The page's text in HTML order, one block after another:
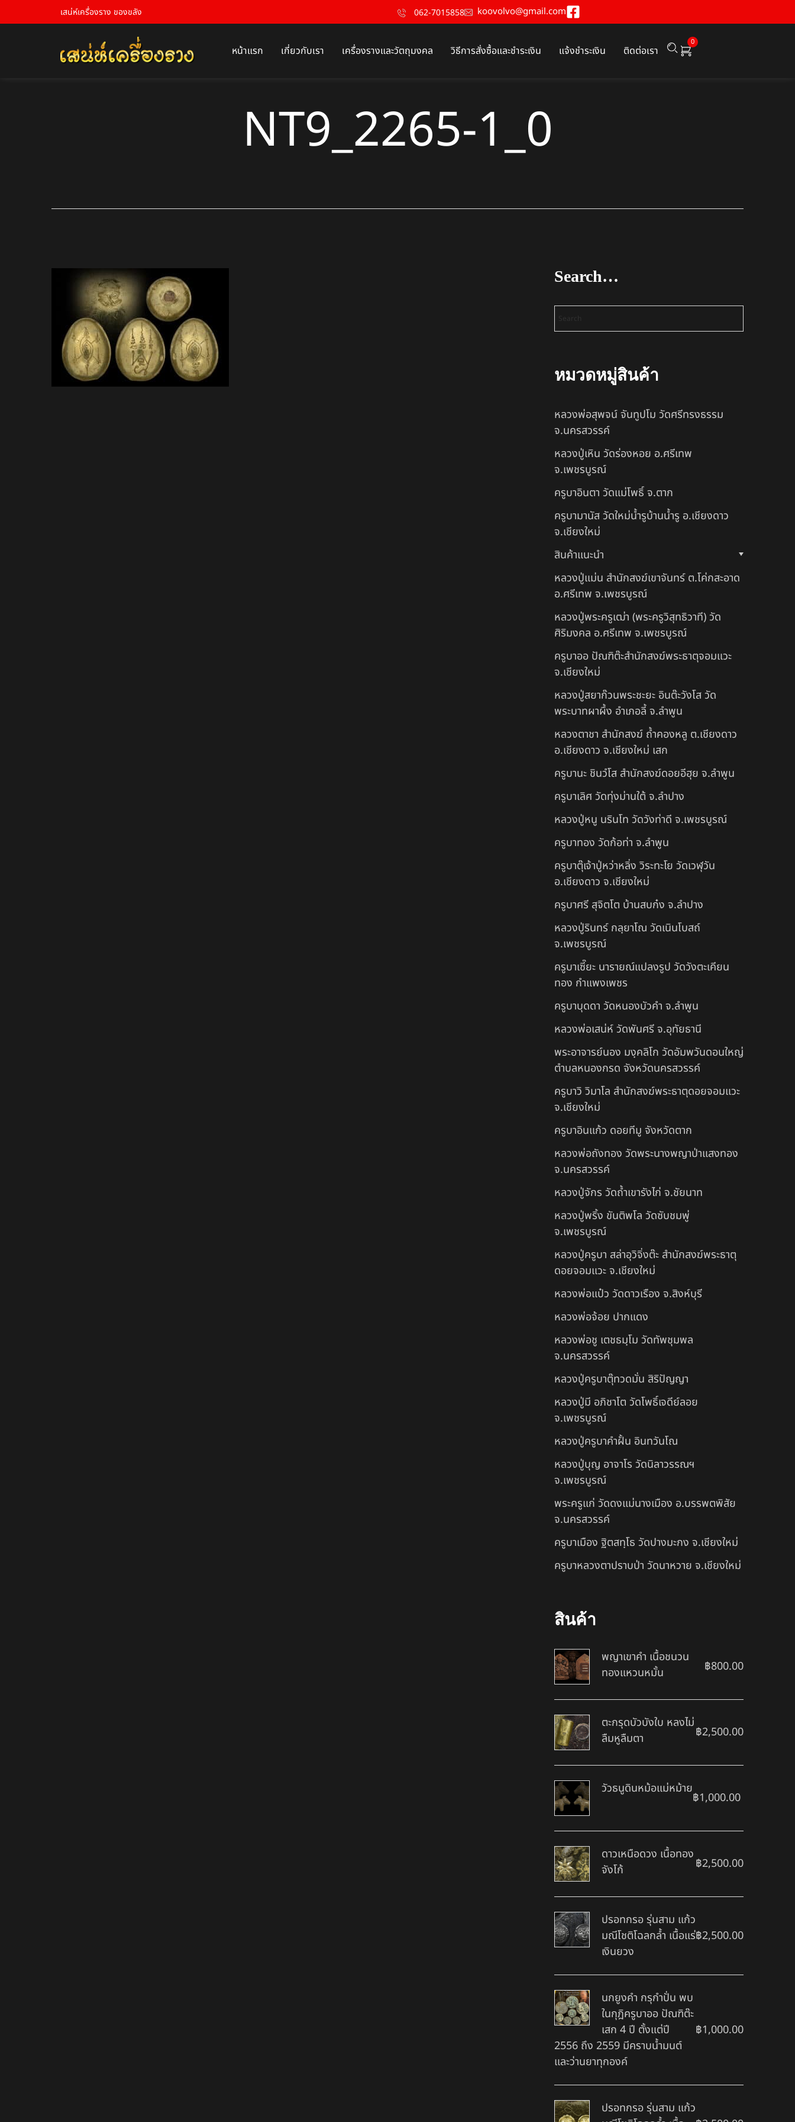
เสน่ห์เครื่องราง ของขลัง 062-7015858 koovolvo@gmail.com
หน้าแรก เกี่ยวกับเรา เครื่องรางและวัตถุมงคล วิธีการสั่งซื้อและชำระเงิน แจ้งชำระเงิน ติดต่อเรา
0
NT9_2265-1_0
Search…
หมวดหมู่สินค้า
หลวงพ่อสุพจน์ จันทูปโม วัดศรีทรงธรรม
จ.นครสวรรค์
หลวงปู่เหิน วัดร่องหอย อ.ศรีเทพ
จ.เพชรบูรณ์
ครูบาอินตา วัดแม่โพธิ์ จ.ตาก
ครูบามานัส วัดใหม่น้ำรูบ้านน้ำรู อ.เชียงดาว
จ.เชียงใหม่
สินค้าแนะนำ
หลวงปู่แม่น สำนักสงฆ์เขาจันทร์ ต.โค่กสะอาด
อ.ศรีเทพ จ.เพชรบูรณ์
หลวงปู่พระครูเฒ่า (พระครูวิสุทธิวาที) วัด
ศิริมงคล อ.ศรีเทพ จ.เพชรบูรณ์
ครูบาออ ปัณฑิต๊ะสำนักสงฆ์พระธาตุจอมแวะ
จ.เชียงใหม่
หลวงปู่สยาก๊วนพระชะยะ อินต๊ะวังโส วัด
พระบาทผาผึ้ง อำเภอลี้ จ.ลำพูน
หลวงตาชา สำนักสงฆ์ ถ้ำคองหลู ต.เชียงดาว
อ.เชียงดาว จ.เชียงใหม่ เสก
ครูบานะ ชินวํโส สำนักสงฆ์ดอยอีฮุย จ.ลำพูน
ครูบาเลิศ วัดทุ่งม่านใต้ จ.ลำปาง
หลวงปู่หนู นรินโท วัดวังท่าดี จ.เพชรบูรณ์
ครูบาทอง วัดก้อท่า จ.ลำพูน
ครูบาตุ๊เจ้าปู่หว่าหลิ่ง วิระทะโย วัดเวฬุวัน
อ.เชียงดาว จ.เชียงใหม่
ครูบาศรี สุจิตโต บ้านสบก๋ง จ.ลำปาง
หลวงปู่รินทร์ กลฺยาโณ วัดเนินโบสถ์
จ.เพชรบูรณ์
ครูบาเซี๊ยะ นารายณ์แปลงรูป วัดวังตะเคียน
ทอง กำแพงเพชร
ครูบาบุดดา วัดหนองบัวคํา จ.ลําพูน
หลวงพ่อเสน่ห์ วัดพันศรี จ.อุทัยธานี
พระอาจารย์นอง มงฺคลิโก วัดอัมพวันดอนใหญ่
ตำบลหนองกรด จังหวัดนครสวรรค์
ครูบาวิ วิมาโล สำนักสงฆ์พระธาตุดอยจอมแวะ
จ.เชียงใหม่
ครูบาอินแก้ว ดอยทีมู จังหวัดตาก
หลวงพ่อถังทอง วัดพระนางพญาป่าแสงทอง
จ.นครสวรรค์
หลวงปู่จักร วัดถ้ำเขารังไก่ จ.ชัยนาท
หลวงปู่พริ้ง ขันติพโล วัดซับชมพู่
จ.เพชรบูรณ์
หลวงปู่ครูบา สล่าอุวิจิ่งต๊ะ สำนักสงฆ์พระธาตุ
ดอยจอมแวะ จ.เชียงใหม่
หลวงพ่อแป๋ว วัดดาวเรือง จ.สิงห์บุรี
หลวงพ่อจ้อย ปากแดง
หลวงพ่อชู เตชธมฺโม วัดทัพชุมพล
จ.นครสวรรค์
หลวงปู่ครูบาตุ๊ทวดมั่น สิริปัญญา
หลวงปู่มี อภิชาโต วัดโพธิ์เจดีย์ลอย
จ.เพชรบูรณ์
หลวงปู่ครูบาคำฝั้น อินทวันโณ
หลวงปู่บุญ อาจาโร วัดนิลาวรรณฯ
จ.เพชรบูรณ์
พระครูแก่ วัดดงแม่นางเมือง อ.บรรพตพิสัย
จ.นครสวรรค์
ครูบาเมือง ฐิตสทฺโธ วัดปางมะกง จ.เชียงใหม่
ครูบาหลวงตาปราบป่า วัดนาหวาย จ.เชียงใหม่
สินค้า
พญาเขาคำ เนื้อชนวน
ทองแหวนหมั้น
฿800.00
ตะกรุดบัวบังใบ หลงไม่
ลืมหูลืมตา
฿2,500.00
วัวธนูดินหม้อแม่หม้าย
฿1,000.00
ดาวเหนือดวง เนื้อทอง
จังโก้
฿2,500.00
ปรอทกรอ รุ่นสาม แก้ว
มณีโชติโฉลกล้ำ เนื้อแร่
เงินยวง
฿2,500.00
นกยูงคำ กรุกำปั่น พบ
ในกุฎิครูบาออ ปัณฑิต๊ะ
เสก 4 ปี ตั้งแต่ปี
2556 ถึง 2559 มีคราบน้ำมนต์
และว่านยาทุกองค์
฿1,000.00
ปรอทกรอ รุ่นสาม แก้ว